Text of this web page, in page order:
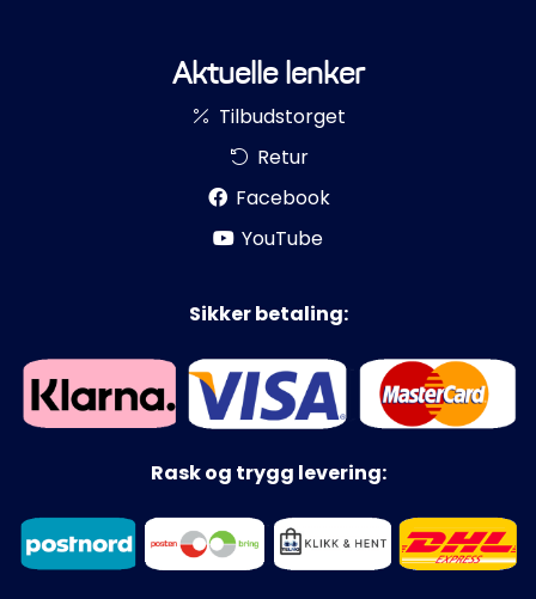
Aktuelle lenker
Tilbudstorget
Retur
Facebook
YouTube
Sikker betaling:
Rask og trygg levering: